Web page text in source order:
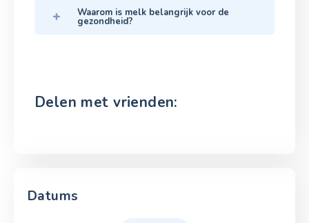
Waarom is melk belangrijk voor de
gezondheid?
Delen met vrienden:
Datums